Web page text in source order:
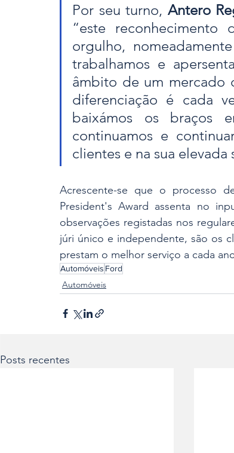
Por seu turno, Antero
“este
orgulho,
trabalhamos e
âmbito de um mercado
diferenciação é cada
baixámos os braços
continuamos e
clientes e na sua elevada
Acrescente-se que o processo
President's Award assenta no
observações registadas nos
júri único e independente, são os
prestam o melhor serviço a cada
Automóveis Ford
Automóveis
Posts recentes